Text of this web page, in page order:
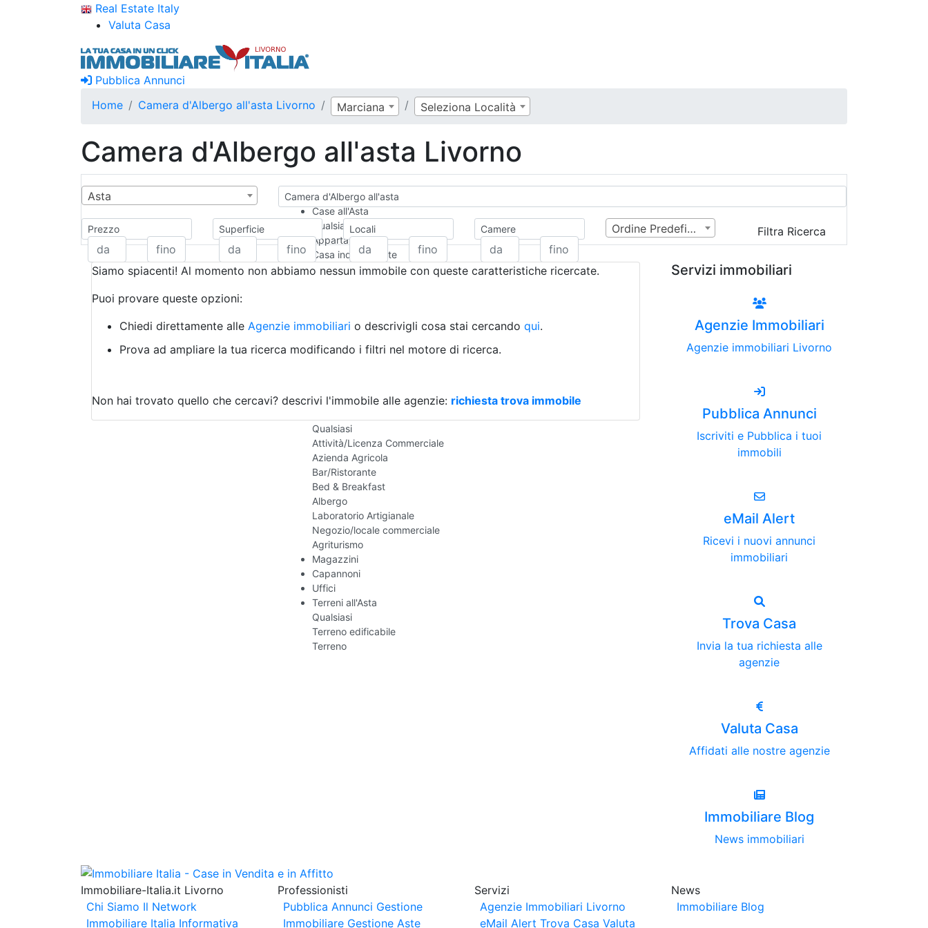
Real Estate Italy
Valuta Casa
Pubblica Annunci
Home
Camera d'Albergo all'asta Livorno Marciana Seleziona Località
Camera d'Albergo all'asta Livorno
Asta
Camera d'Albergo all'asta
Case all'Asta
Qualsiasi
Appartamento
Casa indipendente
Casa Semi-indipendente
Rustico/Casale
Camera d'Albergo
Box/Garage
Qualsiasi
Attività/Licenza Commerciale
Azienda Agricola
Bar/Ristorante
Bed & Breakfast
Albergo
Laboratorio Artigianale
Negozio/locale commerciale
Agriturismo
Magazzini
Capannoni
Uffici
Terreni all'Asta
Qualsiasi
Terreno edificabile
Terreno
Prezzo Superficie Locali Camere Ordine Predefinito Filtra Ricerca
Siamo spiacenti! Al momento non abbiamo nessun immobile con queste caratteristiche ricercate.
Puoi provare queste opzioni:
Chiedi direttamente alle Agenzie immobiliari o descrivigli cosa stai cercando qui.
Prova ad ampliare la tua ricerca modificando i filtri nel motore di ricerca.
Non hai trovato quello che cercavi? descrivi l'immobile alle agenzie: richiesta trova immobile
Servizi immobiliari
Agenzie Immobiliari
Agenzie immobiliari Livorno
Pubblica Annunci
Iscriviti e Pubblica i tuoi
immobili
eMail Alert
Ricevi i nuovi annunci
immobiliari
Trova Casa
Invia la tua richiesta alle
agenzie
Valuta Casa
Affidati alle nostre agenzie
Immobiliare Blog
News immobiliari
Immobiliare-Italia.it Livorno
Chi Siamo Il Network
Immobiliare Italia Informativa
Professionisti
Pubblica Annunci Gestione
Immobiliare Gestione Aste
Servizi
Agenzie Immobiliari Livorno
eMail Alert Trova Casa Valuta
News
Immobiliare Blog